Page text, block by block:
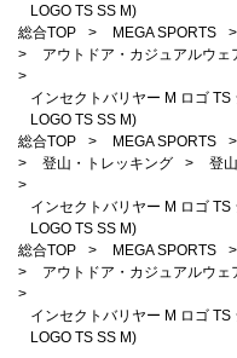
LOGO TS SS M)
総合TOP
> MEGA SPORTS >
>
アウトドア・カジュアルウェ
>
インセクトバリヤー M ロゴ
LOGO TS SS M)
総合TOP
> MEGA SPORTS >
>
登山・トレッキング > 登
>
インセクトバリヤー M ロゴ
LOGO TS SS M)
総合TOP
> MEGA SPORTS >
>
アウトドア・カジュアルウェ
>
インセクトバリヤー M ロゴ
LOGO TS SS M)